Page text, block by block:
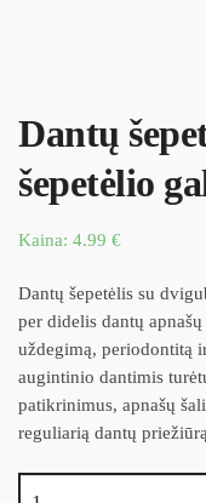
Dantų
šepetėlio
Kaina: 4.99 €
Dantų šepetėlis su
per didelis dantų
uždegimą, periodontitą
augintinio dantimis
patikrinimus, apnašų
reguliarią dantų